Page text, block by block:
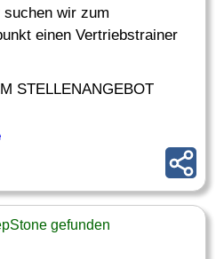
suchen wir zum
einen Vertriebstrainer
STELLENANGEBOT
gefunden